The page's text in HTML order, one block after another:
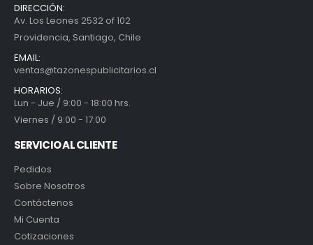
DIRECCIÓN:
Av. Los Leones 2532 of 102
Providencia, Santiago, Chile
EMAIL:
ventas@tazonespublicitarios.cl
HORARIOS:
Lun - Jue / 9:00 - 18:00 hrs.
Viernes / 9:00 - 17:00
SERVICIO AL CLIENTE
Pedidos
Sobre Nosotros
Contáctenos
Mi Cuenta
Cotizaciones